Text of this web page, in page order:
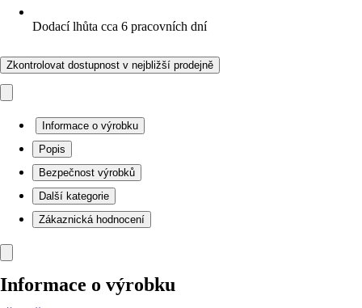
Dodací lhůta cca 6 pracovních dní
Zkontrolovat dostupnost v nejbližší prodejně
Informace o výrobku
Popis
Bezpečnost výrobků
Další kategorie
Zákaznická hodnocení
Informace o výrobku